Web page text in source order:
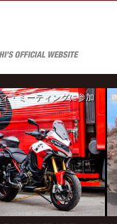
・ミーティングに参加